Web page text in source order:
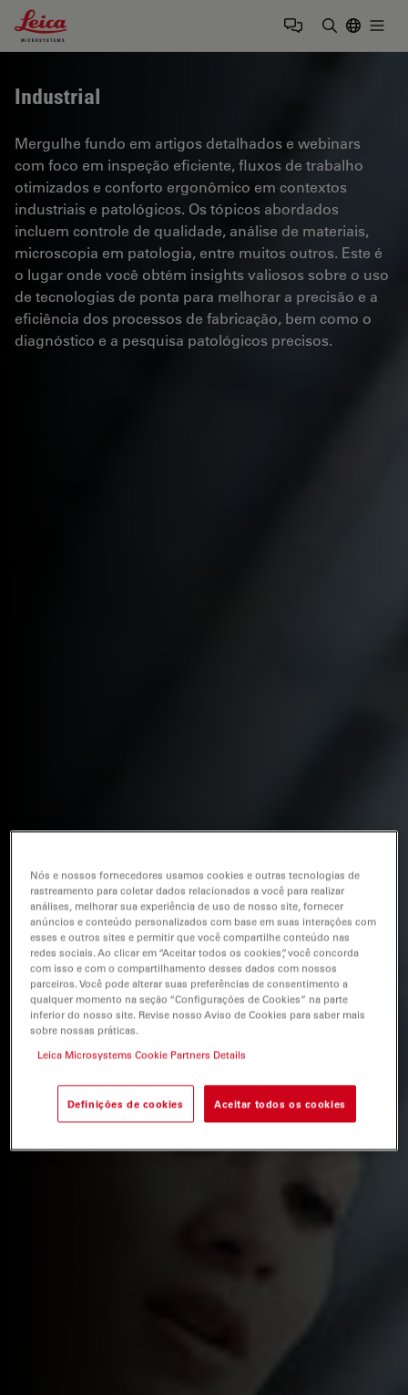
Leica Microsystems Logo
Industrial
Mergulhe fundo em artigos detalhados e webinars
com foco em inspeção eficiente, fluxos de trabalho
otimizados e conforto ergonômico em contextos
industriais e patológicos. Os tópicos abordados
incluem controle de qualidade, análise de materiais,
microscopia em patologia, entre muitos outros. Este é
o lugar onde você obtém insights valiosos sobre o uso
de tecnologias de ponta para melhorar a precisão e a
eficiência dos processos de fabricação, bem como o
diagnóstico e a pesquisa patológicos precisos.
Nós e nossos fornecedores usamos cookies e outras tecnologias de
rastreamento para coletar dados relacionados a você para realizar
análises, melhorar sua experiência de uso de nosso site, fornecer
anúncios e conteúdo personalizados com base em suas interações com
esses e outros sites e permitir que você compartilhe conteúdo nas
redes sociais. Ao clicar em “Aceitar todos os cookies”, você concorda
com isso e com o compartilhamento desses dados com nossos
parceiros. Você pode alterar suas preferências de consentimento a
qualquer momento na seção “Configurações de Cookies” na parte
inferior do nosso site. Revise nosso Aviso de Cookies para saber mais
sobre nossas práticas.
Leica Microsystems Cookie Partners Details
Definições de cookies Aceitar todos os cookies